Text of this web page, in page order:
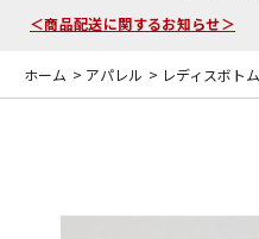
＜夏季休暇中のご注文・発送・お
ホーム > アパレル > レディスボト